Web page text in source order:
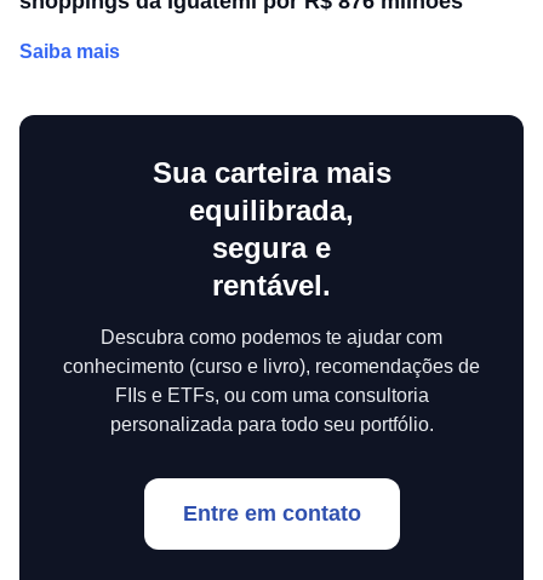
Saiba mais
Sua carteira mais
equilibrada,
segura e
rentável.
Descubra como podemos te ajudar com
conhecimento (curso e livro), recomendações de
FIIs e ETFs, ou com uma consultoria
personalizada para todo seu portfólio.
Entre em contato